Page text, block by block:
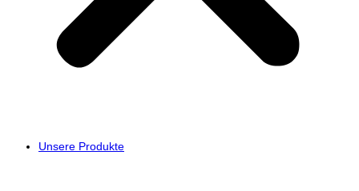
Unsere Produkte